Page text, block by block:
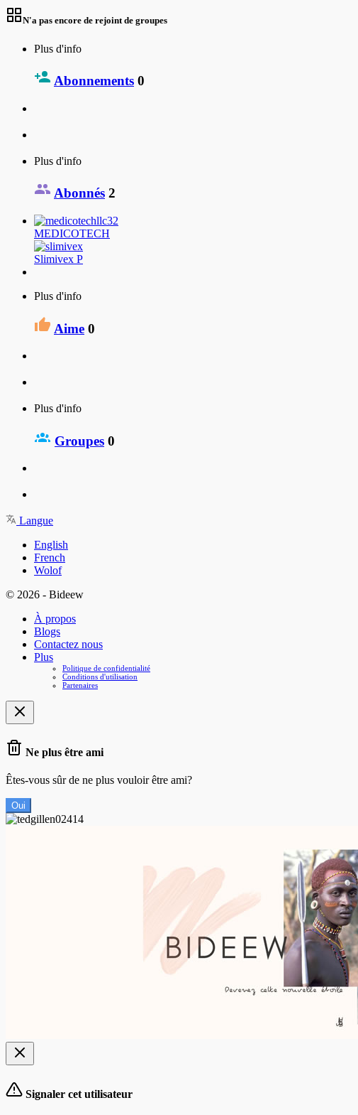
N'a pas encore de rejoint de groupes
Plus d'info
Abonnements 0
Plus d'info
Abonnés 2
MEDICOTECH
Slimivex P
Plus d'info
Aime 0
Plus d'info
Groupes 0
Langue
English
French
Wolof
© 2026 - Bideew
À propos
Blogs
Contactez nous
Plus
Politique de confidentialité
Conditions d'utilisation
Partenaires
Ne plus être ami
Êtes-vous sûr de ne plus vouloir être ami?
Oui
Signaler cet utilisateur